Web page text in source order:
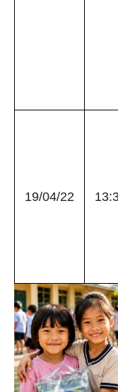
19/04/22